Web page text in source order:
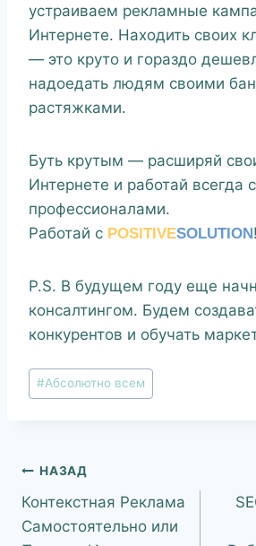
устраиваем рекламные
Интернете. Находить своих
— это круто и гораздо
надоедать людям своими
растяжками.
Буть крутым — расширяй
Интернете и работай всегда с
профессионалами.
Работай с POSITIVESOLUTION!
P.S. В будущем году еще
консалтингом. Будем
конкурентов и обучать
#Абсолютно всем
НАЗАД
Контекстная Реклама
Самостоятельно или